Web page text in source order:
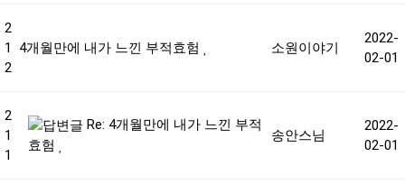
2
1
2
4개월만에 내가 느낀 부적효험 소원이야기
2022-
02-01
2
1
1
Re: 4개월만에 내가 느낀 부적
효험
송안스님
2022-
02-01